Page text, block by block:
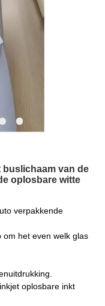
buslichaam van de
oplosbare witte
verpakkende
om het even welk glas
oplosbare inkt